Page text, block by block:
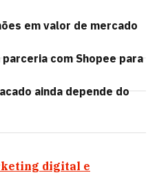
em valor de mercado
com Shopee para
ainda depende do
digital e